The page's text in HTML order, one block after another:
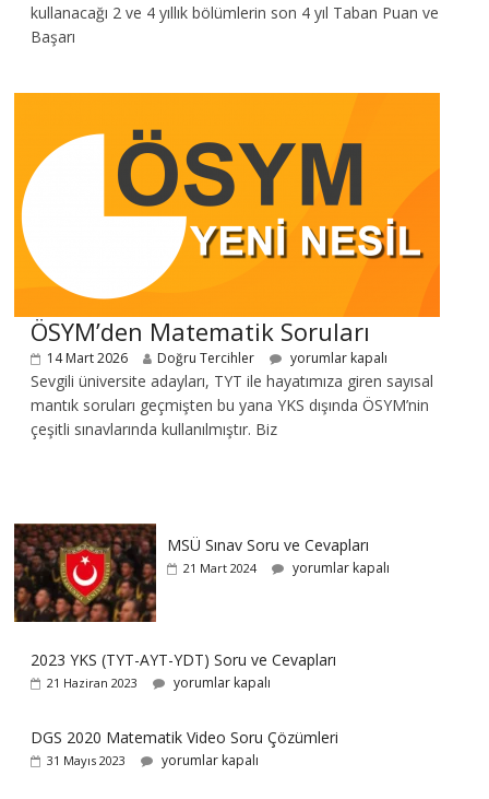
kullanacağı 2 ve 4 yıllık bölümlerin son 4 yıl Taban Puan ve
Başarı
ÖSYM’den Matematik Soruları
14 Mart 2026 Doğru Tercihler yorumlar kapalı
Sevgili üniversite adayları, TYT ile hayatımıza giren sayısal
mantık soruları geçmişten bu yana YKS dışında ÖSYM’nin
çeşitli sınavlarında kullanılmıştır. Biz
MSÜ Sınav Soru ve Cevapları
21 Mart 2024 yorumlar kapalı
2023 YKS (TYT-AYT-YDT) Soru ve Cevapları
21 Haziran 2023 yorumlar kapalı
DGS 2020 Matematik Video Soru Çözümleri
31 Mayıs 2023 yorumlar kapalı